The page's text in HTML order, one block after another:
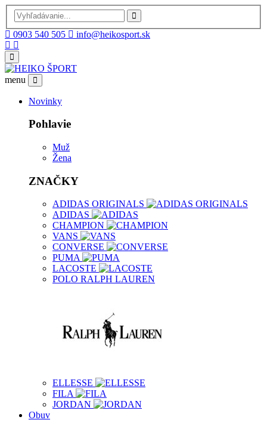
0903 540 505 info@heikosport.sk
menu
Novinky
Pohlavie
Muž
Žena
ZNAČKY
ADIDAS ORIGINALS
ADIDAS
CHAMPION
VANS
CONVERSE
PUMA
LACOSTE
POLO RALPH LAUREN
ELLESSE
FILA
JORDAN
Obuv